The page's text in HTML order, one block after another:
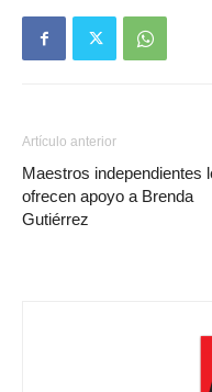
Artículo anterior
Maestros independientes
ofrecen apoyo a Brenda
Gutiérrez